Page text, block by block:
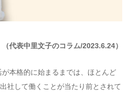
（代表中里文子のコラム/2023.6.24）
本格的に始まるまでは、ほとんど
社して働くことが当たり前とされて